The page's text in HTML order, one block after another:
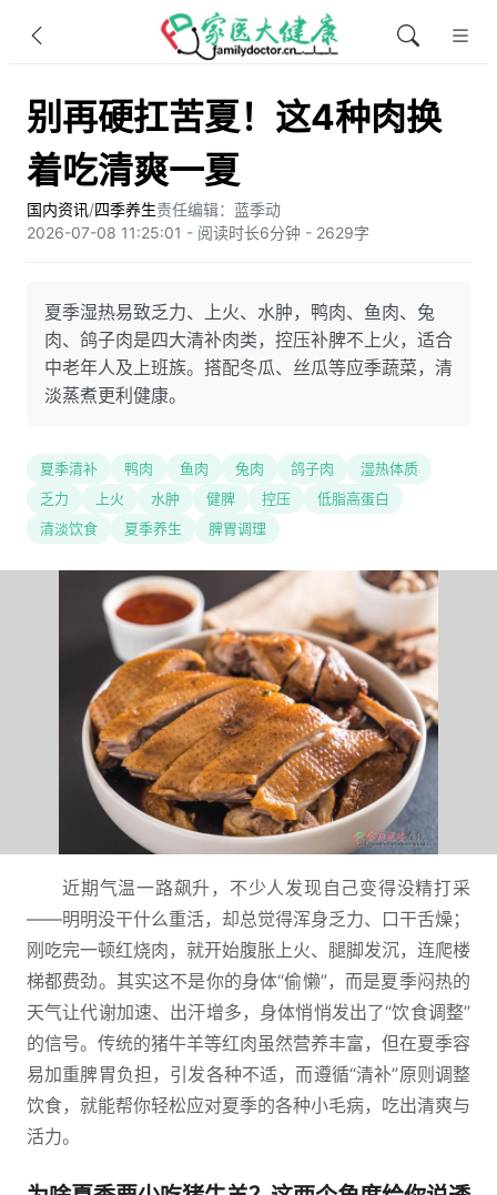
别再硬扛苦夏！这4种肉换
着吃清爽一夏
国内资讯/四季养生责任编辑：蓝季动
2026-07-08 11:25:01 - 阅读时长6分钟 - 2629字
夏季湿热易致乏力、上火、水肿，鸭肉、鱼肉、兔
肉、鸽子肉是四大清补肉类，控压补脾不上火，适合
中老年人及上班族。搭配冬瓜、丝瓜等应季蔬菜，清
淡蒸煮更利健康。
夏季清补 鸭肉 鱼肉 兔肉 鸽子肉
湿热体质
乏力
上火 水肿 健脾 控压
低脂高蛋白
清淡饮食
夏季养生 脾胃调理
近期气温一路飙升，不少人发现自己变得没精打采
——明明没干什么重活，却总觉得浑身乏力、口干舌燥；
刚吃完一顿红烧肉，就开始腹胀上火、腿脚发沉，连爬楼
梯都费劲。其实这不是你的身体“偷懒”，而是夏季闷热的
天气让代谢加速、出汗增多，身体悄悄发出了“饮食调整”
的信号。传统的猪牛羊等红肉虽然营养丰富，但在夏季容
易加重脾胃负担，引发各种不适，而遵循“清补”原则调整
饮食，就能帮你轻松应对夏季的各种小毛病，吃出清爽与
活力。